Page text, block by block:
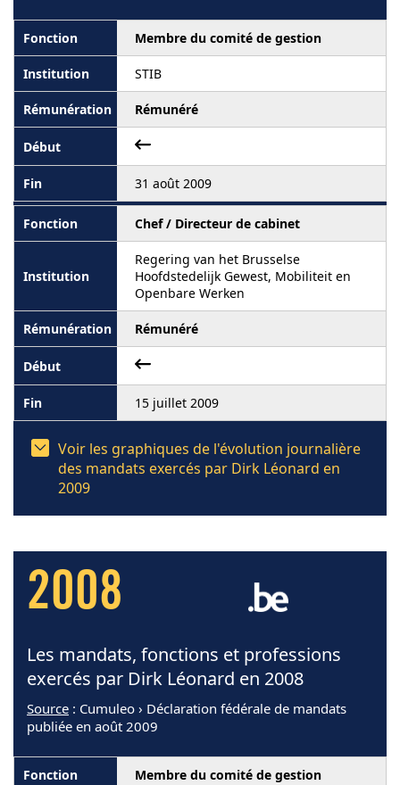
Membre du comité de gestion
STIB
Rémunéré
31 août 2009
Chef / Directeur de cabinet
Regering van het Brusselse
Hoofdstedelijk Gewest, Mobiliteit en
Openbare Werken
Rémunéré
15 juillet 2009
Voir les graphiques de l'évolution journalière
des mandats exercés par Dirk Léonard en
2009
2008
Les mandats, fonctions et professions
exercés par Dirk Léonard en 2008
Source : Cumuleo › Déclaration fédérale de mandats
publiée en août 2009
Membre du comité de gestion